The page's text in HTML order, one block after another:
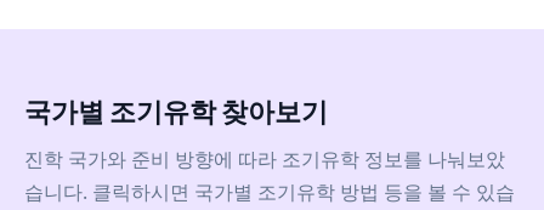
국가별 조기유학 찾아보기
진학 국가와 준비 방향에 따라 조기유학 정보를 나눠보았
습니다. 클릭하시면 국가별 조기유학 방법 등을 볼 수 있습